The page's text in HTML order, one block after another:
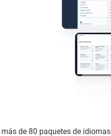
de 80 paquetes de